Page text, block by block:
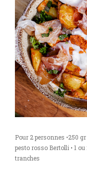
Pour 2 personnes •250
pesto rosso Bertolli • 1
tranches